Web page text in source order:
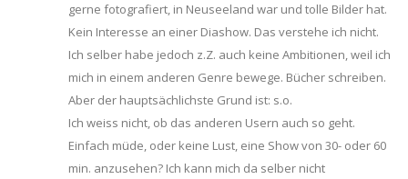
gerne fotografiert, in Neuseeland war und tolle Bilder hat.
Kein Interesse an einer Diashow. Das verstehe ich nicht.
Ich selber habe jedoch z.Z. auch keine Ambitionen, weil ich
mich in einem anderen Genre bewege. Bücher schreiben.
Aber der hauptsächlichste Grund ist: s.o.
Ich weiss nicht, ob das anderen Usern auch so geht.
Einfach müde, oder keine Lust, eine Show von 30- oder 60
min. anzusehen? Ich kann mich da selber nicht